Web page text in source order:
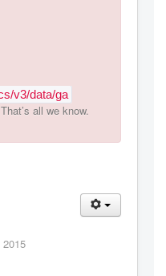
v3/data/ga
That’s all we know.